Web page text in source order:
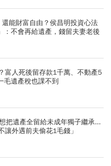
能財富自由？侯昌明投資心法
：不會再給遺產，錢留夫妻老後
富人死後留存款1千萬、不動產5
毛遺產稅也課不到
把遺產全留給未成年獨子繼承...
讓外遇前夫偷花1毛錢」